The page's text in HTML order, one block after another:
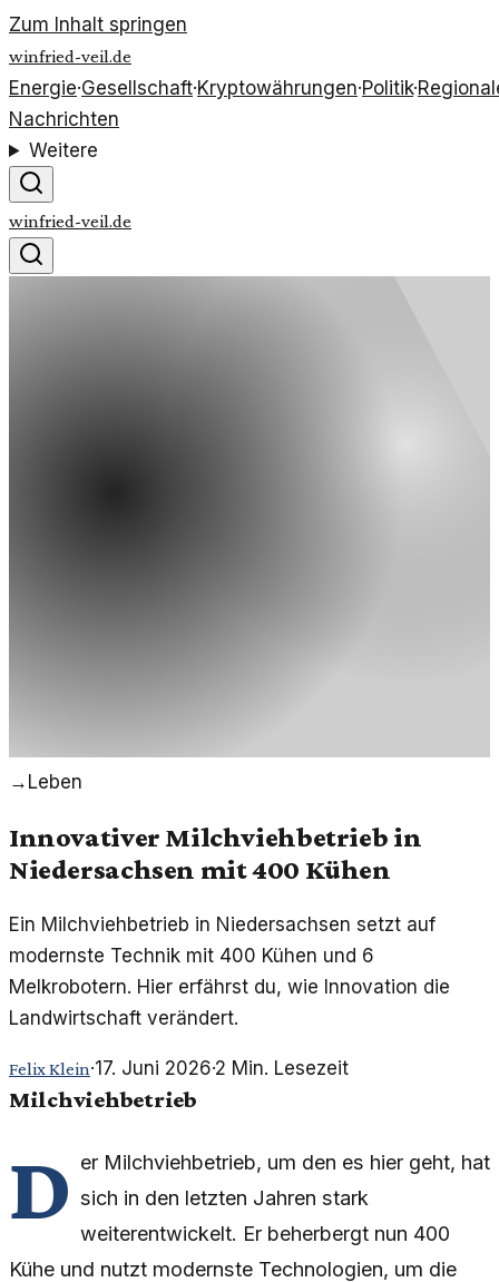
Zum Inhalt springen
winfried-veil.de
Energie·Gesellschaft·Kryptowährungen·Politik·
Nachrichten
Weitere
winfried-veil.de
→ Leben
Innovativer Milchviehbetrieb in
Niedersachsen mit 400 Kühen
Ein Milchviehbetrieb in Niedersachsen setzt auf
modernste Technik mit 400 Kühen und 6
Melkrobotern. Hier erfährst du, wie Innovation die
Landwirtschaft verändert.
Felix Klein·17. Juni 2026·2 Min. Lesezeit
Milchviehbetrieb
D er Milchviehbetrieb, um den es hier geht, hat
sich in den letzten Jahren stark
weiterentwickelt. Er beherbergt nun 400
Kühe und nutzt modernste Technologien, um die